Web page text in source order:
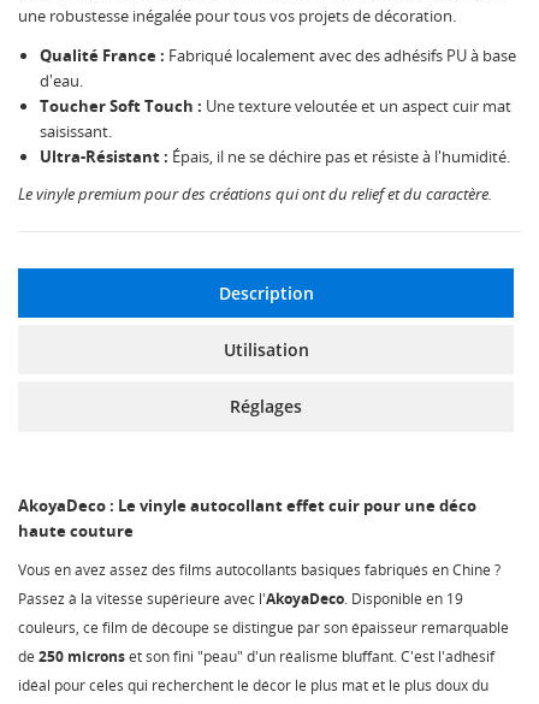
une robustesse inégalée pour tous vos projets de décoration.
Qualité France : Fabriqué localement avec des adhésifs PU à base
d'eau.
Toucher Soft Touch : Une texture veloutée et un aspect cuir mat
saisissant.
Ultra-Résistant : Épais, il ne se déchire pas et résiste à l'humidité.
Le vinyle premium pour des créations qui ont du relief et du caractère.
Description
Utilisation
Réglages
AkoyaDeco : Le vinyle autocollant effet cuir pour une déco
haute couture
Vous en avez assez des films autocollants basiques fabriqués en Chine ?
Passez à la vitesse supérieure avec l'AkoyaDeco. Disponible en 19
couleurs, ce film de découpe se distingue par son épaisseur remarquable
de 250 micronset son fini "peau" d'un réalisme bluffant. C'est l'adhésif
idéal pour celes qui recherchent le décor le plus mat et le plus doux du